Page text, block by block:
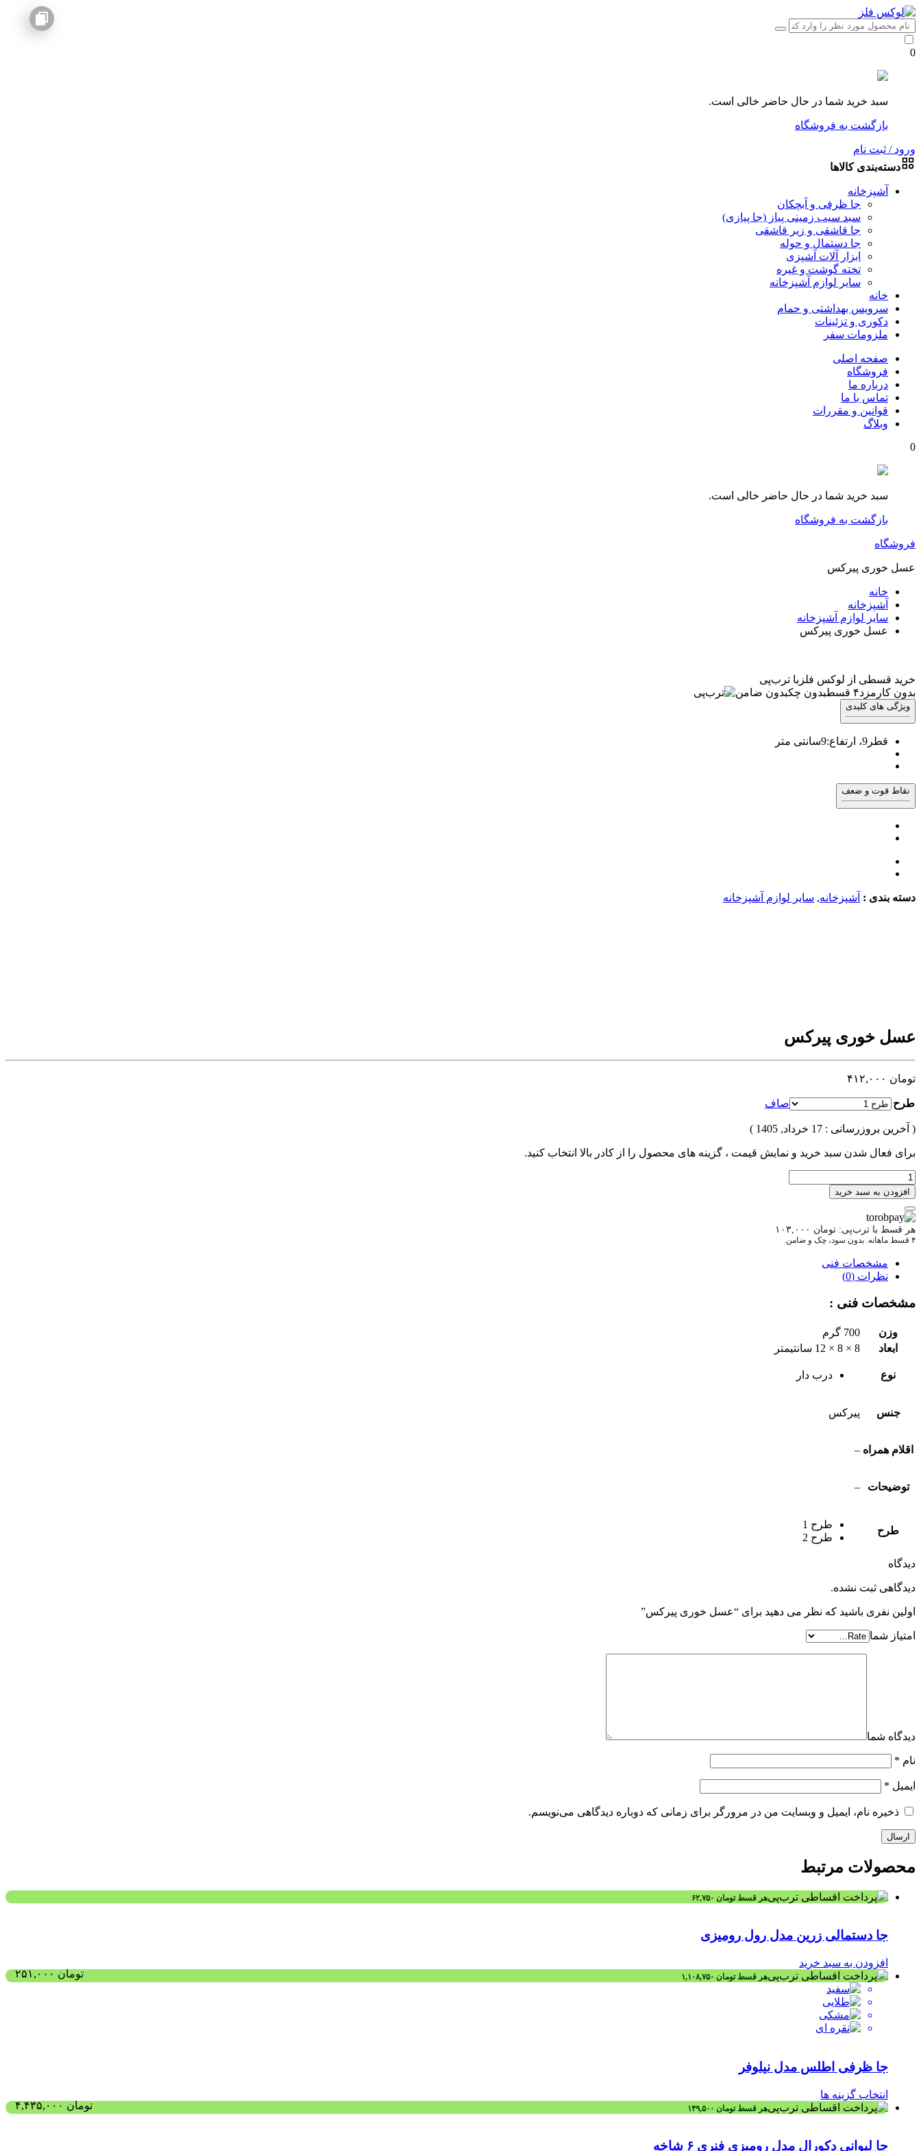
0
سبد خرید شما در حال حاضر خالی است.
بازگشت به فروشگاه
ورود / ثبت نام
دسته‌بندی کالاها
آشپزخانه
جا ظرفی و آبچکان
سبد سیب زمینی پیاز (جا پیازی)
جا قاشقی و زیر قاشقی
جا دستمال و حوله
ابزار آلات آشپزی
تخته گوشت و غیره
سایر لوازم آشپزخانه
خانه
سرویس بهداشتی و حمام
دکوری و تزئینات
ملزومات سفر
صفحه اصلی
فروشگاه
درباره ما
تماس با ما
قوانین و مقررات
وبلاگ
0
سبد خرید شما در حال حاضر خالی است.
بازگشت به فروشگاه
فروشگاه
عسل خوری پیرکس
خانه
آشپزخانه
سایر لوازم آشپزخانه
عسل خوری پیرکس
خرید قسطی از لوکس فلز با ترب‌پی
بدون کارمزد۴ قسط بدون چکبدون ضامن
ویژگی های کلیدی
قطر9، ارتفاع:9سانتی متر
نقاط قوت و ضعف
دسته بندی : آشپزخانه, سایر لوازم آشپزخانه
عسل خوری پیرکس
تومان
طرح صاف
( آخرین بروزرسانی : 17 خرداد, 1405 )
برای فعال شدن سبد خرید و نمایش قیمت ، گزینه های محصول را از کادر بالا انتخاب کنید.
افزودن به سبد خرید
هر قسط با ترب‌پی: تومان
۴ قسط ماهانه. بدون سود، چک و ضامن.
مشخصات فنی
نظرات (0)
مشخصات فنی :
وزن
700 گرم
ابعاد
8 × 8 × 12 سانتیمتر
نوع درب دار
جنس پیرکس
اقلام همراه –
توضیحات –
طرح
طرح 1
طرح 2
دیدگاه
دیدگاهی ثبت نشده.
اولین نفری باشید که نظر می دهید برای “عسل خوری پیرکس”
امتیاز شما
دیدگاه شما
نام *
ایمیل *
ذخیره نام، ایمیل و وبسایت من در مرورگر برای زمانی که دوباره دیدگاهی می‌نویسم.
محصولات مرتبط
هر قسطتومان
جا دستمالی زرین مدل رول رومیزی
تومان
افزودن به سبد خرید
هر قسطتومان
جا ظرفی اطلس مدل نیلوفر
تومان
انتخاب گزینه ها
هر قسطتومان
جا لیوانی دکورال مدل رومیزی فنری ۶ شاخه